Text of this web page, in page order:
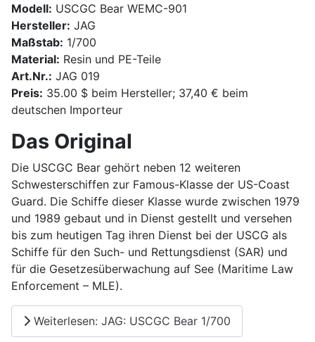
Modell: USCGC Bear WEMC-901
Hersteller: JAG
Maßstab: 1/700
Material: Resin und PE-Teile
Art.Nr.: JAG 019
Preis: 35.00 $ beim Hersteller; 37,40 € beim
deutschen Importeur
Das Original
Die USCGC Bear gehört neben 12 weiteren
Schwesterschiffen zur Famous-Klasse der US-Coast
Guard. Die Schiffe dieser Klasse wurde zwischen 1979
und 1989 gebaut und in Dienst gestellt und versehen
bis zum heutigen Tag ihren Dienst bei der USCG als
Schiffe für den Such- und Rettungsdienst (SAR) und
für die Gesetzesüberwachung auf See (Maritime Law
Enforcement – MLE).
Weiterlesen: JAG: USCGC Bear 1/700